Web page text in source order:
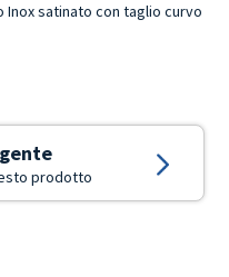
Inox satinato con taglio curvo
prodotto